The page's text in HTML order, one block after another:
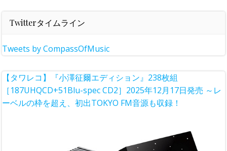
Twitterタイムライン
Tweets by CompassOfMusic
【タワレコ】『小澤征爾エディション』238枚組
［187UHQCD+51Blu-spec CD2］2025年12月17日発売 ～レ
ーベルの枠を超え、初出TOKYO FM音源も収録！